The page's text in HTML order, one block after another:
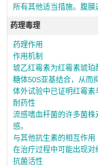
所有其他适当措施。腹膜
药理毒理
药理作用
作用机制
琥乙红霉素为红霉素琥
糖体50S亚基结合，从而
体外试验中已证明红霉素
耐药性
流感嗜血杆菌的许多菌
感。
与其他抗生素的相互作用
在治疗过程中可能出现对
抗菌活性